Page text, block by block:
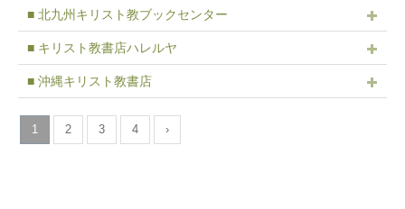
■ 北九州キリスト教ブックセンター
■ キリスト教書店ハレルヤ
■ 沖縄キリスト教書店
1 2 3 4 ›